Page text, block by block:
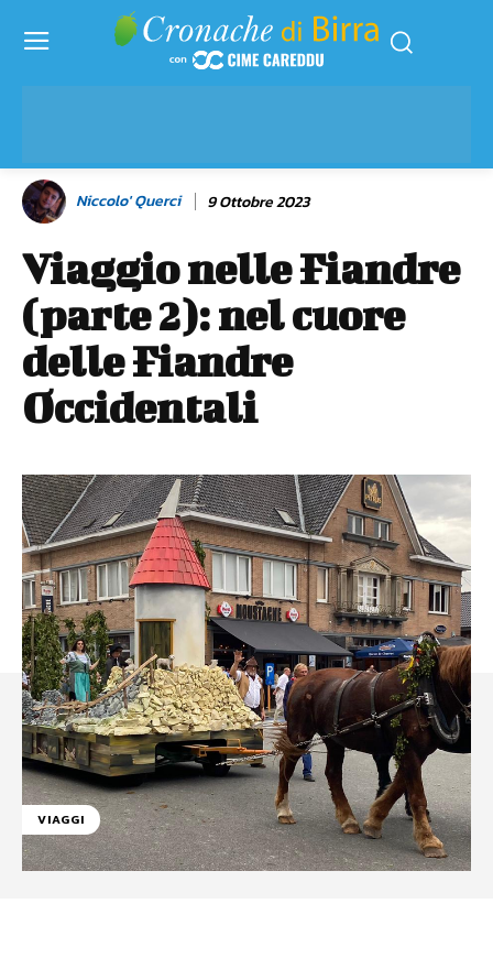
Niccolo' Querci 9 Ottobre 2023
Viaggio nelle Fiandre
(parte 2): nel cuore
delle Fiandre
Occidentali
VIAGGI